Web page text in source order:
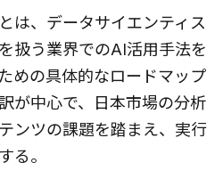
は、データサイエンティス
扱う業界でのAI活用手法を
めの具体的なロードマップ
が中心で、日本市場の分析
ンツの課題を踏まえ、実行
る。